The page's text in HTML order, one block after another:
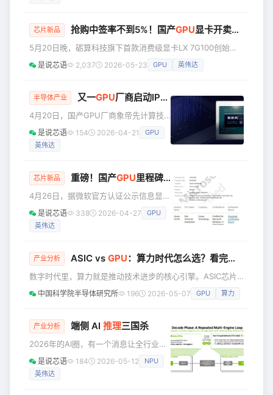
业方战投、地方国资及头部财务机构共
同参与，杭州资本为投资方代表，其表
示看好曦望“All-in推理”的战略前瞻性及
技术与商业化能力。融资资金将主要用
付、全栈软件生态建设，以及
芯片新品 抢购中签率不到5%！国产GPU显卡开卖，超2万人争抢1000张限量卡
5月20日晚，砺算科技旗下首款消费级显卡LX 7G100创始版
在京东开启预约。首批限量1000份，售价2969元（含官方政
府补贴）。24小时内预约人数突破2.2万，中签率不足5%，
笔签名及专属数字编号。据官方消息，普通版LX 7G100将于
618之后上市，售价有望进一步下探，为消费者释放更多优惠
空间。 LX 7G100基于砺算自研的TrueGP
是说芯语 2,037 2026-05-23 GPU 英伟达
半导体产业 又一GPU厂商启动IPO！
4月20日，国产GPU厂商象帝先计算技
术（重庆）有限公司（以下简称“象帝
先”）通过官方微信公众号宣布，近日已
署财务顾问协议，全面启动IPO上市前各
项准备工作。 作为国内资本市场的头部
券商，中信建投证券在半导体、集成电
路等硬科技领域积累了丰富的辅导与保
荐经验，此次双方携手，既是象帝先对
是说芯语 154 2026-04-21
GPU
英伟达
芯片新品 重磅！国产GPU里程碑！全球第四！砺算7G100通过WHQL认证
4月26日，据微软官方认证公示信息显
示，砺算科技自研高性能图形GPU
7G100系列正式完成微软
度合规认证。至此，砺算科技成为国内
首家、全球第四家通过该项严苛认证的
GPU设计企业，与英伟达、AMD、英特
尔三大全球图形算力巨头并列第一梯
参数的常规达标，而是国产通
是说芯语 338 2026-04-27
GPU
英伟达
产业分析 ASIC vs GPU：算力时代怎么选？看完这张对比表就不纠结了
数字时代里，算力就是推动技术进步的核心引擎。ASIC芯片
和GPU作为两种最核心的算力载体，各自在特定领域都有着
到专业的参考。 1. 先给核心结论 ASIC是为单一任务优化的专
用芯片，GPU是面向通用并行计算的灵活方案，两者没有绝
对好坏，只看你用在什么地方。核心差异我整理了一张对比
表，一目了
中国科学院半导体研究所 196 2026-05-07 GPU 算力
产业分析 端侧 AI 推理三国杀
2026年的AI圈，有一个消息让全行业震
动：英伟达豪掷200亿美金收购Groq，
坚定押注HBM+LPU的协同路线，试图
是说芯语 184 2026-05-12
NPU
英伟达